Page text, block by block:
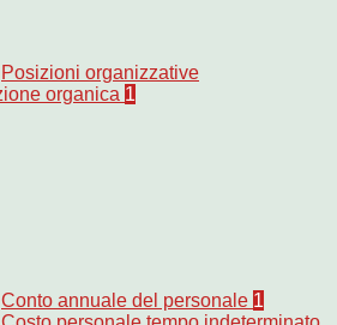
Posizioni organizzative
organica 1
Conto annuale del personale 1